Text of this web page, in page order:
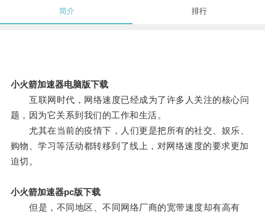
简介 排行
小火箭加速器电脑版下载
互联网时代，网络速度已经成为了许多人关注的核心问
题，因为它关系到我们的工作和生活。
尤其在当前的疫情下，人们更是把所有的社交、娱乐、
购物、学习等活动都转移到了线上，对网络速度的要求更加
迫切。
小火箭加速器pc版下载
但是，不同地区、不同网络厂商的宽带速度却有高有